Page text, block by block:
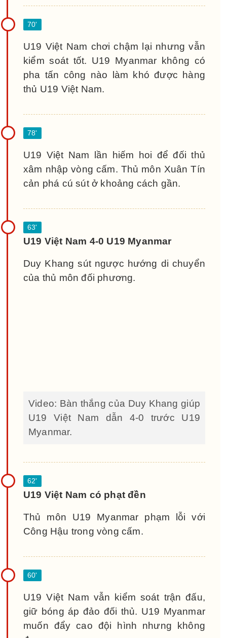
U19 Việt Nam chơi chậm lại nhưng vẫn
kiểm soát tốt. U19 Myanmar không có
pha tấn công nào làm khó được hàng
thủ U19 Việt Nam.
U19 Việt Nam lần hiếm hoi để đối thủ
xâm nhập vòng cấm. Thủ môn Xuân Tín
cản phá cú sút ở khoảng cách gần.
U19 Việt Nam 4-0 U19 Myanmar
Duy Khang sút ngược hướng di chuyển
của thủ môn đối phương.
Video: Bàn thắng của Duy Khang giúp
U19 Việt Nam dẫn 4-0 trước U19
Myanmar.
U19 Việt Nam có phạt đền
Thủ môn U19 Myanmar phạm lỗi với
Công Hậu trong vòng cấm.
U19 Việt Nam vẫn kiểm soát trận đấu,
giữ bóng áp đảo đối thủ. U19 Myanmar
muốn đẩy cao đội hình nhưng không